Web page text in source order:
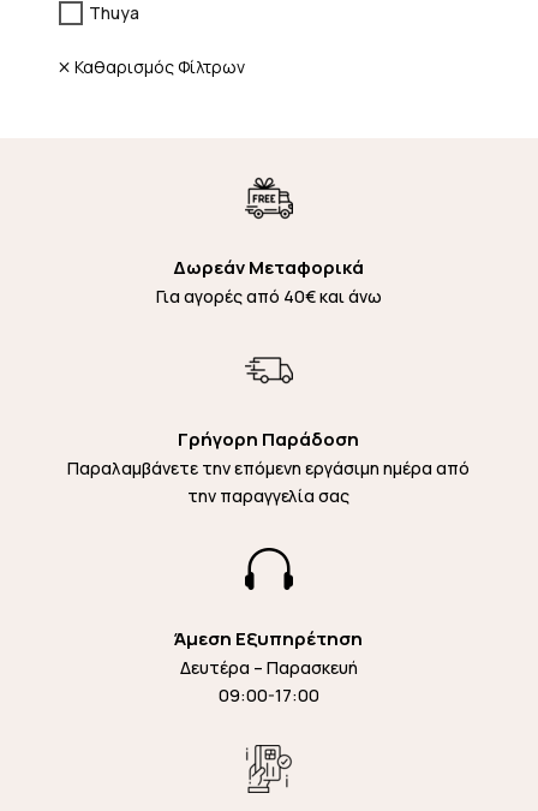
Thuya
Καθαρισμός Φίλτρων
Δωρεάν Μεταφορικά
Για αγορές από 40€ και άνω
Γρήγορη Παράδοση
Παραλαμβάνετε την επόμενη εργάσιμη ημέρα από
την παραγγελία σας

Άμεση Εξυπηρέτηση
Δευτέρα – Παρασκευή
09:00-17:00